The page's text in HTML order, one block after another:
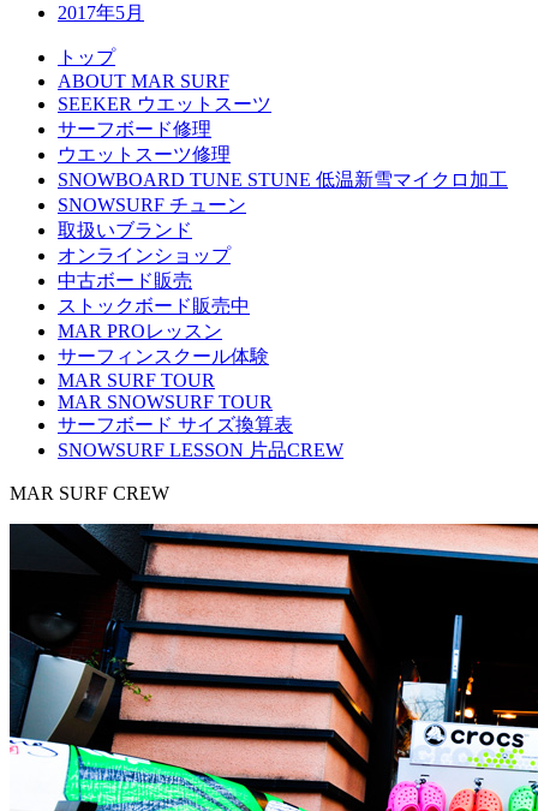
2017年5月
トップ
ABOUT MAR SURF
SEEKER ウエットスーツ
サーフボード修理
ウエットスーツ修理
SNOWBOARD TUNE STUNE 低温新雪マイクロ加工
SNOWSURF チューン
取扱いブランド
オンラインショップ
中古ボード販売
ストックボード販売中
MAR PROレッスン
サーフィンスクール体験
MAR SURF TOUR
MAR SNOWSURF TOUR
サーフボード サイズ換算表
SNOWSURF LESSON 片品CREW
MAR SURF CREW